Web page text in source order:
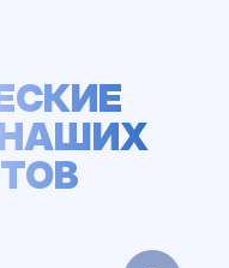
НАШИХ